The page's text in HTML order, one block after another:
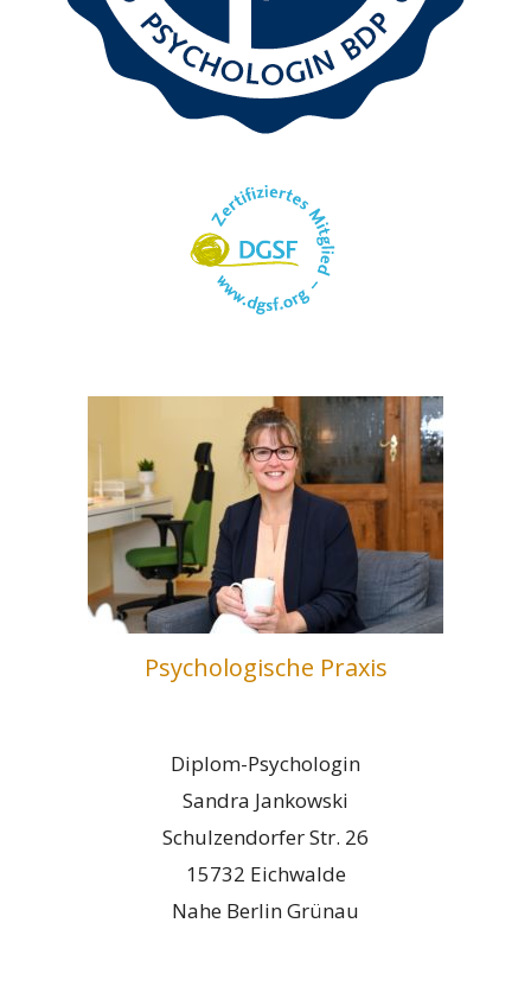
Psychologische Praxis
Diplom-Psychologin
Sandra Jankowski
Schulzendorfer Str. 26
15732 Eichwalde
Nahe Berlin Grünau